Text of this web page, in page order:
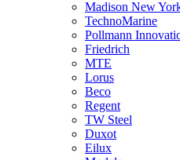
Madison New
TechnoMarine
Pollmann
Friedrich
MTE
Lorus
Beco
Regent
TW Steel
Duxot
Eilux